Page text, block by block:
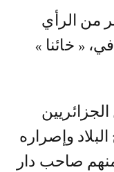
من الرأي
« خائنا »
البلاد وإصراره
صاحب دار